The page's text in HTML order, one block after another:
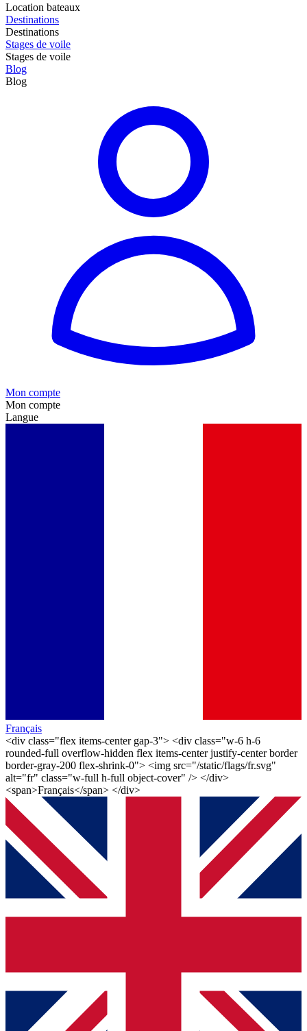
Location bateaux
Destinations
Destinations
Stages de voile
Stages de voile
Blog
Blog
Mon compte
Mon compte
Langue
Français
<div class="flex items-center gap-3"> <div class="w-6 h-6
rounded-full overflow-hidden flex items-center justify-center border
border-gray-200 flex-shrink-0"> <img src="/static/flags/fr.svg"
alt="fr" class="w-full h-full object-cover" /> </div>
<span>Français</span> </div>